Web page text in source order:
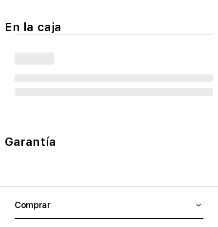
En la caja
Garantía
Comprar